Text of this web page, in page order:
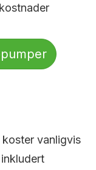
vanligvis